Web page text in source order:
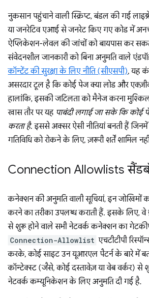
नुकसान पहुंचाने वाली स्क्रिप्ट, बंडल की गई
या जनरेटिव एआई से जनरेट किए गए कोड में
ऐप्लिकेशन-लेवल की जांचों को बायपास कर
संवेदनशील जानकारी को बिना अनुमति वाले
कॉन्टेंट की सुरक्षा के लिए नीति (सीएसपी), यह
असरदार टूल है कि कोई पेज क्या लोड और
हालांकि, इसकी जटिलता को मैनेज करना
खास तौर पर यह पाबंदी लगाई जा सके कि कोई
करता है. इससे अक्सर ऐसी नीतियां बनती हैं
गतिविधि को रोकने के लिए, ज़रूरी शर्तें शामिल
Connection Allowlists
कनेक्शन की अनुमति वाली सूचियां, इन जोखिमों
करने का तरीका उपलब्ध कराती हैं. इसके लिए,
से शुरू होने वाले सभी नेटवर्क कनेक्शन का
Connection-Allowlist एचटीटीपी
करके, कोई साइट उन यूआरएल पैटर्न के बारे में
कॉन्टेक्स्ट (जैसे, कोई दस्तावेज़ या वेब वर्कर) से
नेटवर्क कम्यूनिकेशन के लिए अनुमति दी गई है.